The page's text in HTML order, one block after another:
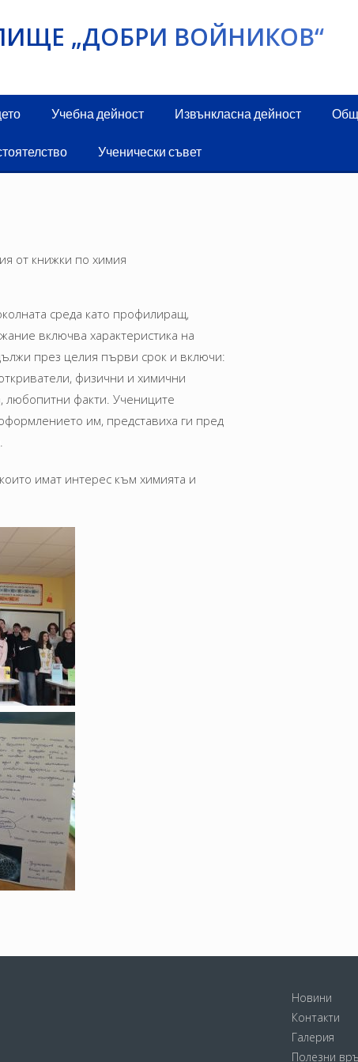
„ДОБРИ ВОЙНИКОВ“
Учебна дейност Извънкласна дейност
Ученически съвет
от книжки по химия
среда като профилиращ,
включва характеристика на
през целия първи срок и включи:
физични и химични
любопитни факти. Учениците
им, представиха ги пред
имат интерес към химията и
Новини
Контакти
Галерия
Полезни